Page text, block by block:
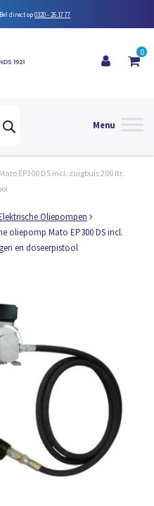
direct op0320 - 26 17 77
0
EP300 DS incl. zuigbuis 200 ltr.
Oliepompen
oliepomp Mato EP300 DS incl.
en doseerpistool